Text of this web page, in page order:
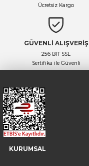
Ücretsiz Kargo
GÜVENLİ ALIŞVERİŞ
256 BIT SSL
Sertifika ile Güvenli
KURUMSAL